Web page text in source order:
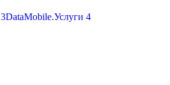
3DataMobile.Услуги 4